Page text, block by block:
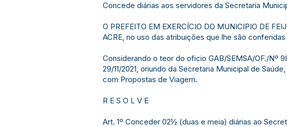
Concede diárias aos servidores da Secretaria
O PREFEITO EM EXERCÍCIO DO MUNICIPIO DE
ACRE, no uso das atribuições que lhe são
Considerando o teor do oficio GAB/SEMSA/OF./Nº
29/11/2021, oriundo da Secretaria Municipal de
com Propostas de Viagem.
R E S O L V E
Art. 1º Conceder 02½ (duas e meia) diárias ao